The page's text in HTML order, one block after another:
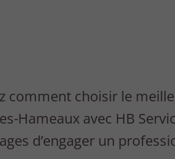
comment choisir le
Hameaux avec HB
d’engager un